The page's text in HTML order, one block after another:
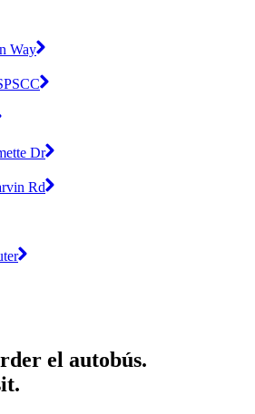
Way
Dr
Rd
el autobús.